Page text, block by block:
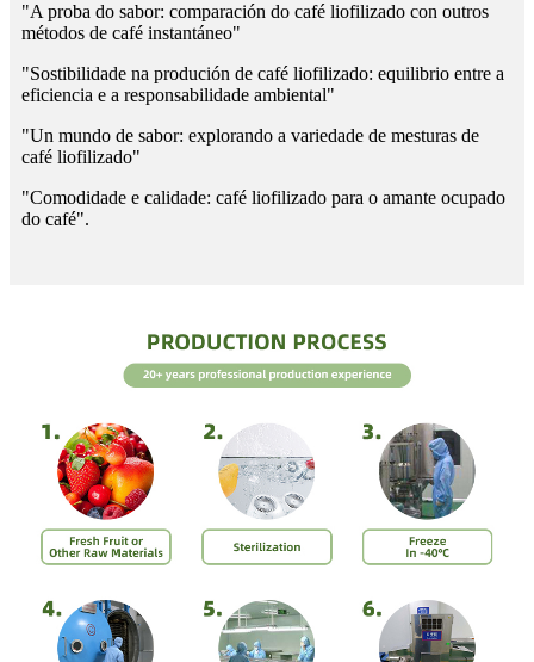
"A proba do sabor: comparación do café liofilizado con outros
métodos de café instantáneo"
"Sostibilidade na produción de café liofilizado: equilibrio entre a
eficiencia e a responsabilidade ambiental"
"Un mundo de sabor: explorando a variedade de mesturas de
café liofilizado"
"Comodidade e calidade: café liofilizado para o amante ocupado
do café".